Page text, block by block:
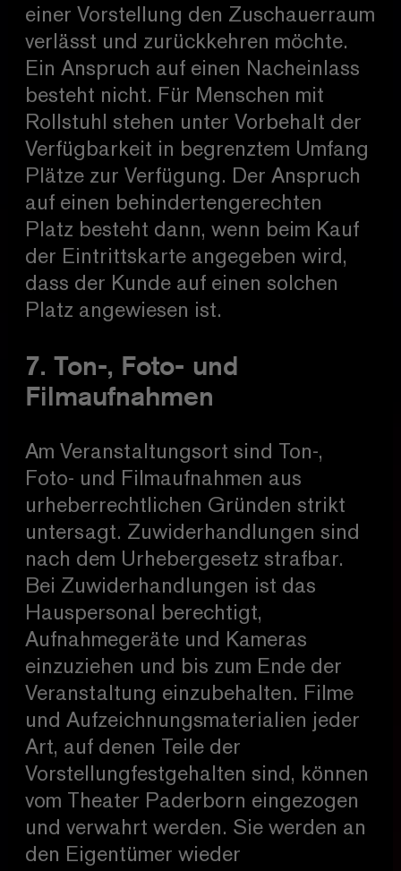
einer Vorstellung den Zuschauerraum
verlässt und zurückkehren möchte.
Ein Anspruch auf einen Nacheinlass
besteht nicht. Für Menschen mit
Rollstuhl stehen unter Vorbehalt der
Verfügbarkeit in begrenztem Umfang
Plätze zur Verfügung. Der Anspruch
auf einen behindertengerechten
Platz besteht dann, wenn beim Kauf
der Eintrittskarte angegeben wird,
dass der Kunde auf einen solchen
Platz angewiesen ist.
7. Ton-, Foto- und
Filmaufnahmen
Am Veranstaltungsort sind Ton-,
Foto- und Filmaufnahmen aus
urheberrechtlichen Gründen strikt
untersagt. Zuwiderhandlungen sind
nach dem Urhebergesetz strafbar.
Bei Zuwiderhandlungen ist das
Hauspersonal berechtigt,
Aufnahmegeräte und Kameras
einzuziehen und bis zum Ende der
Veranstaltung einzubehalten. Filme
und Aufzeichnungsmaterialien jeder
Art, auf denen Teile der
Vorstellungfestgehalten sind, können
vom Theater Paderborn eingezogen
und verwahrt werden. Sie werden an
den Eigentümer wieder